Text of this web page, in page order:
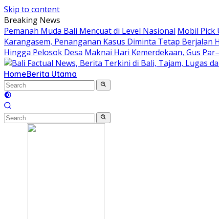
Skip to content
Breaking News
Pemanah Muda Bali Mencuat di Level Nasional Mobil Pick
Karangasem, Penanganan Kasus Diminta Tetap Berjalan
Hingga Pelosok Desa Maknai Hari Kemerdekaan, Gus
HomeBerita Utama